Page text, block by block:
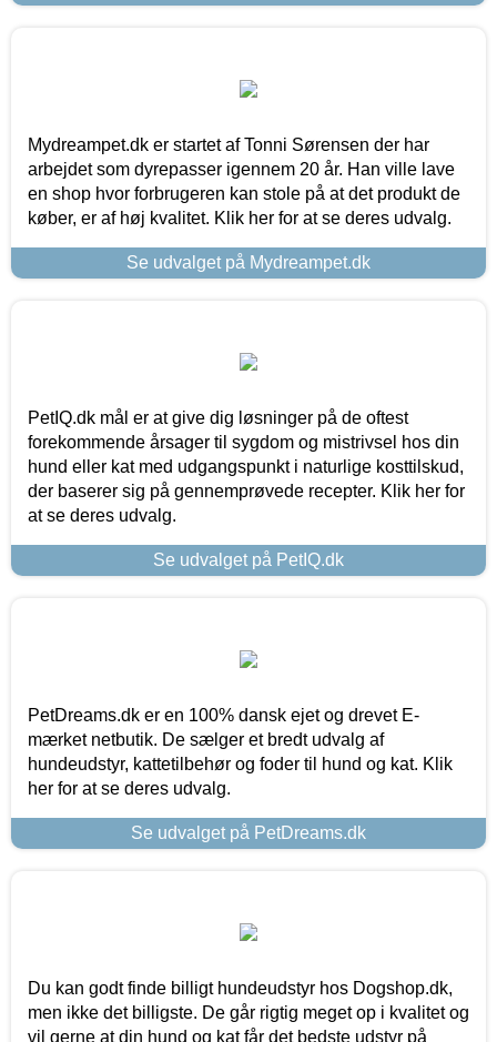
Mydreampet.dk er startet af Tonni Sørensen der har
arbejdet som dyrepasser igennem 20 år. Han ville lave
en shop hvor forbrugeren kan stole på at det produkt de
køber, er af høj kvalitet. Klik her for at se deres udvalg.
Se udvalget på Mydreampet.dk
PetIQ.dk mål er at give dig løsninger på de oftest
forekommende årsager til sygdom og mistrivsel hos din
hund eller kat med udgangspunkt i naturlige kosttilskud,
der baserer sig på gennemprøvede recepter. Klik her for
at se deres udvalg.
Se udvalget på PetIQ.dk
PetDreams.dk er en 100% dansk ejet og drevet E-
mærket netbutik. De sælger et bredt udvalg af
hundeudstyr, kattetilbehør og foder til hund og kat. Klik
her for at se deres udvalg.
Se udvalget på PetDreams.dk
Du kan godt finde billigt hundeudstyr hos Dogshop.dk,
men ikke det billigste. De går rigtig meget op i kvalitet og
vil gerne at din hund og kat får det bedste udstyr på